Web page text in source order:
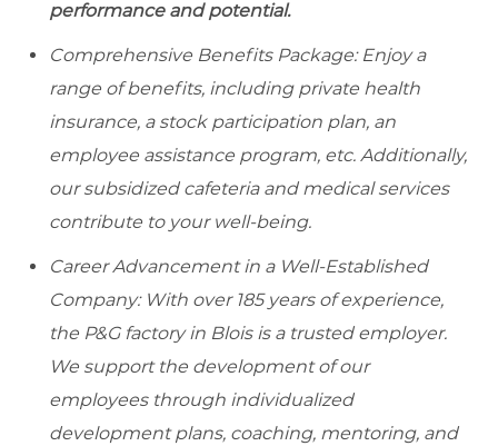
performance and potential.
Comprehensive Benefits Package: Enjoy a
range of benefits, including private health
insurance, a stock participation plan, an
employee assistance program, etc. Additionally,
our subsidized cafeteria and medical services
contribute to your well-being.
Career Advancement in a Well-Established
Company: With over 185 years of experience,
the P&G factory in Blois is a trusted employer.
We support the development of our
employees through individualized
development plans, coaching, mentoring, and